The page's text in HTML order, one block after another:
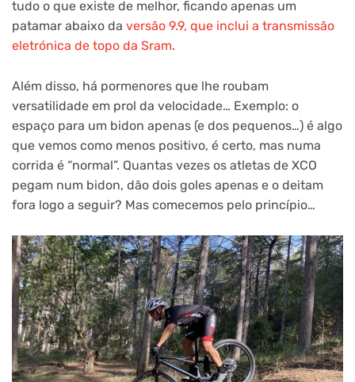
tudo o que existe de melhor, ficando apenas um
patamar abaixo da versão 9.9, que inclui a transmissão
eletrónica de topo da Sram.
Além disso, há pormenores que lhe roubam
versatilidade em prol da velocidade… Exemplo: o
espaço para um bidon apenas (e dos pequenos…) é algo
que vemos como menos positivo, é certo, mas numa
corrida é “normal”. Quantas vezes os atletas de XCO
pegam num bidon, dão dois goles apenas e o deitam
fora logo a seguir? Mas comecemos pelo princípio…